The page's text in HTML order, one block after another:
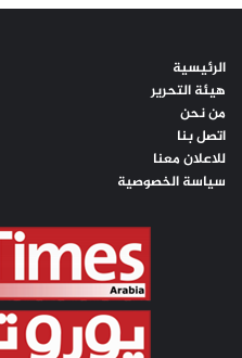
الرئيسية
هيئة التحرير
من نحن
اتصل بنا
للاعلان معنا
سياسة الخصوصية